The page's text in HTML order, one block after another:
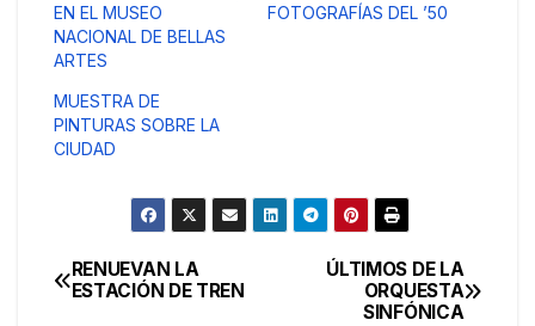
EN EL MUSEO
NACIONAL DE BELLAS
ARTES
FOTOGRAFÍAS DEL ’50
MUESTRA DE
PINTURAS SOBRE LA
CIUDAD
Navegación
ÚLTIMOS DE LA
ORQUESTA
SINFÓNICA
RENUEVAN LA
ESTACIÓN DE TREN